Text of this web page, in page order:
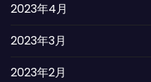
2023年4月
2023年3月
2023年2月